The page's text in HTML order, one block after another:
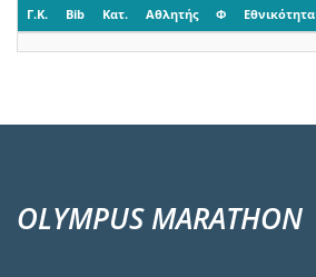
Γ.Κ. Bib Κατ. Αθλητής Φ Εθνικότητα
OLYMPUS MARATHON